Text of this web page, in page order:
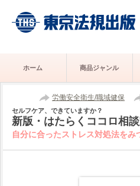
ホーム 商品ジャンル
労働安全衛生/職域健保
セルフケア、できていますか？
新版・はたらくココロ相
自分に合ったストレス対処法をみ